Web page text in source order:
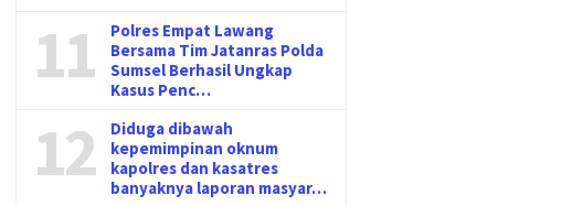
11
Polres Empat Lawang
Bersama Tim Jatanras Polda
Sumsel Berhasil Ungkap
Kasus Penc…
12
Diduga dibawah
kepemimpinan oknum
kapolres dan kasatres
banyaknya laporan masyar…